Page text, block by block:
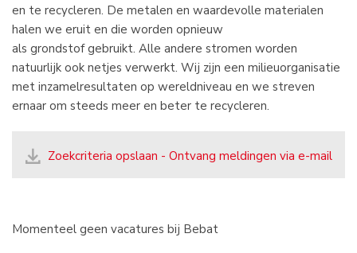
en te recycleren. De metalen en waardevolle materialen
halen we eruit en die worden opnieuw
als grondstof gebruikt. Alle andere stromen worden
natuurlijk ook netjes verwerkt. Wij zijn een milieuorganisatie
met inzamelresultaten op wereldniveau en we streven
ernaar om steeds meer en beter te recycleren.
Zoekcriteria opslaan - Ontvang meldingen via e-mail
Momenteel geen vacatures bij Bebat